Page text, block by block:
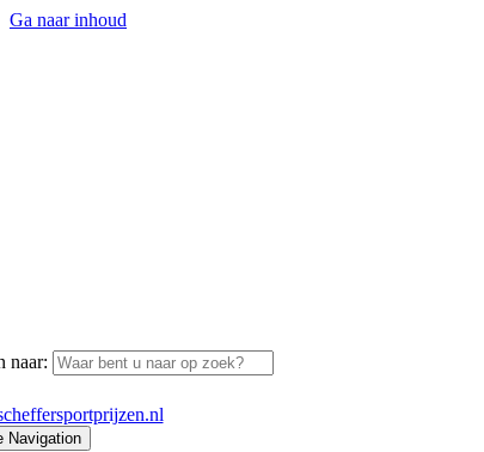
Ga naar inhoud
naar:
Navigation